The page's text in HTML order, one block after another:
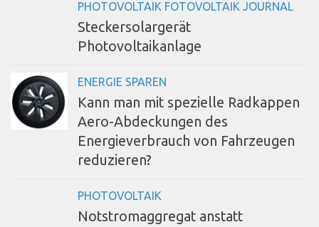
PHOTOVOLTAIK FOTOVOLTAIK JOURNAL
Steckersolargerät
Photovoltaikanlage
ENERGIE SPAREN
Kann man mit spezielle Radkappen
Aero-Abdeckungen des
Energieverbrauch von Fahrzeugen
reduzieren?
PHOTOVOLTAIK
Notstromaggregat anstatt